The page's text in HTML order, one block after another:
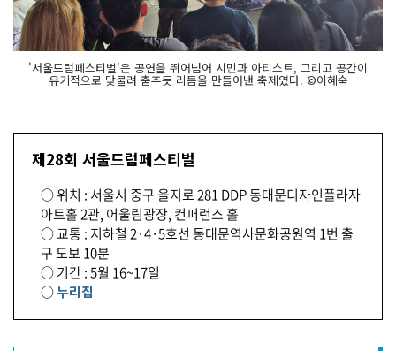
'서울드럼페스티벌'은 공연을 뛰어넘어 시민과 아티스트, 그리고 공간이
유기적으로 맞물려 춤추듯 리듬을 만들어낸 축제였다. ©이혜숙
제28회 서울드럼페스티벌
○ 위치 : 서울시 중구 을지로 281 DDP 동대문디자인플라자
아트홀 2관, 어울림광장, 컨퍼런스 홀
○ 교통 : 지하철 2·4·5호선 동대문역사문화공원역 1번 출
구 도보 10분
○ 기간 : 5월 16~17일
○누리집